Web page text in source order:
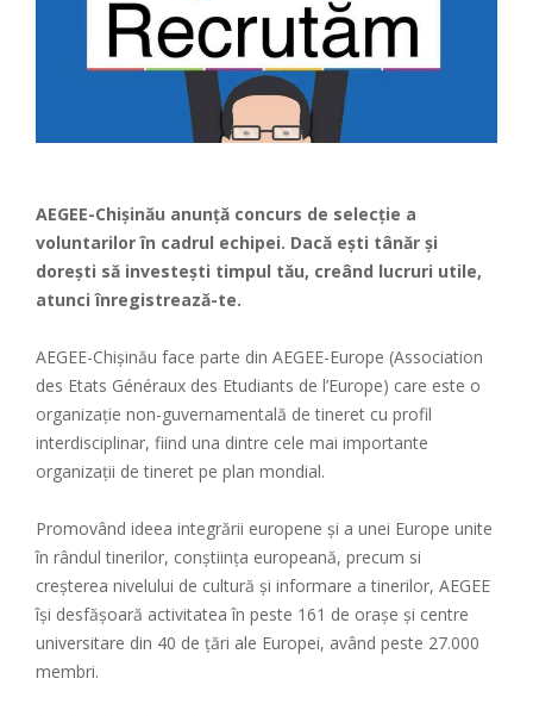
AEGEE-Chișinău anunță concurs de selecție a
voluntarilor în cadrul echipei. Dacă ești tânăr și
dorești să investești timpul tău, creând lucruri utile,
atunci înregistrează-te.
AEGEE-Chișinău face parte din AEGEE-Europe (Association
des Etats Généraux des Etudiants de l’Europe) care este o
organizaţie non-guvernamentală de tineret cu profil
interdisciplinar, fiind una dintre cele mai importante
organizaţii de tineret pe plan mondial.
Promovând ideea integrării europene şi a unei Europe unite
în rândul tinerilor, conştiinţa europeană, precum si
creşterea nivelului de cultură și informare a tinerilor, AEGEE
îşi desfăşoară activitatea în peste 161 de oraşe și centre
universitare din 40 de ţări ale Europei, având peste 27.000
membri.